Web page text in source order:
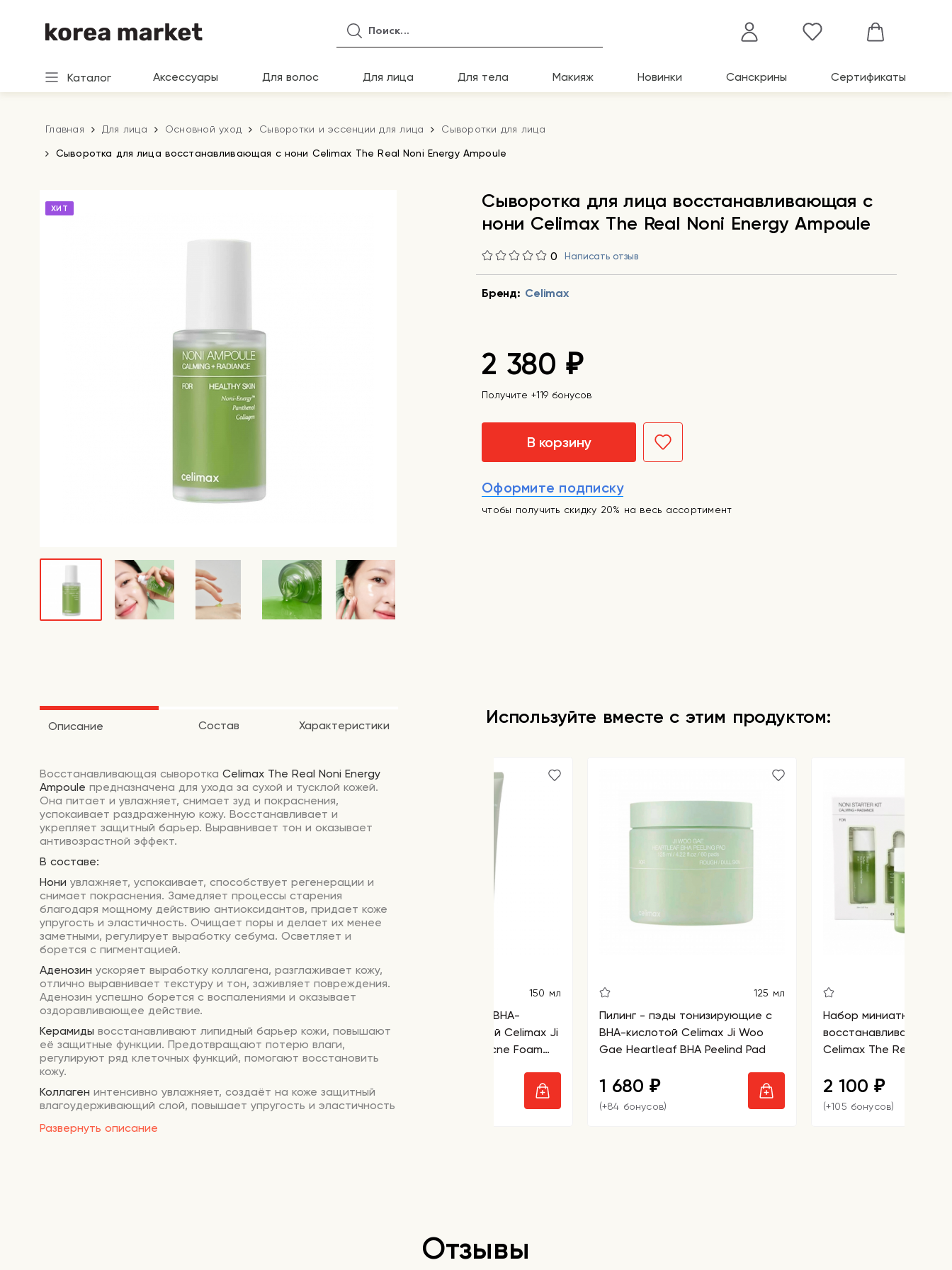
Каталог Аксессуары Для волос Для лица Для тела Макияж Новинки Санскрины Сертификаты
Главная Для лица Основной уход Сыворотки и эссенции для лица Сыворотки для лица
Сыворотка для лица восстанавливающая с нони Celimax The Real Noni Energy Ampoule
ХИТ
Сыворотка для лица восстанавливающая с
нони Celimax The Real Noni Energy Ampoule
0 Написать отзыв
Бренд: Celimax
2 380 ₽
Получите +119 бонусов
В корзину
Оформите подписку
чтобы получить скидку 20% на весь ассортимент
Описание Состав Характеристики
Развернуть описание
Восстанавливающая сыворотка Celimax The Real Noni Energy
Ampoule предназначена для ухода за сухой и тусклой кожей.
Она питает и увлажняет, снимает зуд и покраснения,
успокаивает раздраженную кожу. Восстанавливает и
укрепляет защитный барьер. Выравнивает тон и оказывает
антивозрастной эффект.
В составе:
Нони увлажняет, успокаивает, способствует регенерации и
снимает покраснения. Замедляет процессы старения
благодаря мощному действию антиоксидантов, придает коже
упругость и эластичность. Очищает поры и делает их менее
заметными, регулирует выработку себума. Осветляет и
борется с пигментацией.
Аденозин ускоряет выработку коллагена, разглаживает кожу,
отлично выравнивает текстуру и тон, заживляет повреждения.
Аденозин успешно борется с воспалениями и оказывает
оздоравливающее действие.
Керамиды восстанавливают липидный барьер кожи, повышают
её защитные функции. Предотвращают потерю влаги,
регулируют ряд клеточных функций, помогают восстановить
кожу.
Коллаген интенсивно увлажняет, создаёт на коже защитный
влагоудерживающий слой, повышает упругость и эластичность
антивозрастного ухода.
Используйте вместе с этим продуктом:
150 мл
Пенка очищающая с BHA-
кислотой и центеллой Celimax Ji
Woo Gae Cica BHA Acne Foam
Cleansing
(+59 бонусов)
125 мл
Пилинг - пэды тонизирующие с
BHA-кислотой Celimax Ji Woo
Gae Heartleaf BHA Peelind Pad
1 680 ₽
(+84 бонусов)
Набор миниатюр
восстанавливающий с
Celimax The Real Noni
2 100 ₽
(+105 бонусов)
Отзывы